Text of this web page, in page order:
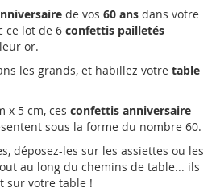
de vos 60 ans dans votre
ce lot de 6 confettis pailletés
or.
les grands, et habillez votre table
x 5 cm, ces confettis anniversaire
sous la forme du nombre 60.
déposez-les sur les assiettes ou les
au long du chemins de table... ils
sur votre table !